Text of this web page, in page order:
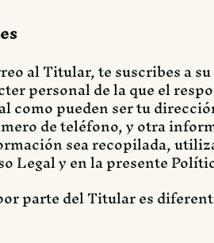
al Titular, te suscribes a
personal de la que el
pueden ser tu
de teléfono, y otra
sea recopilada,
Legal y en la presente
parte del Titular es